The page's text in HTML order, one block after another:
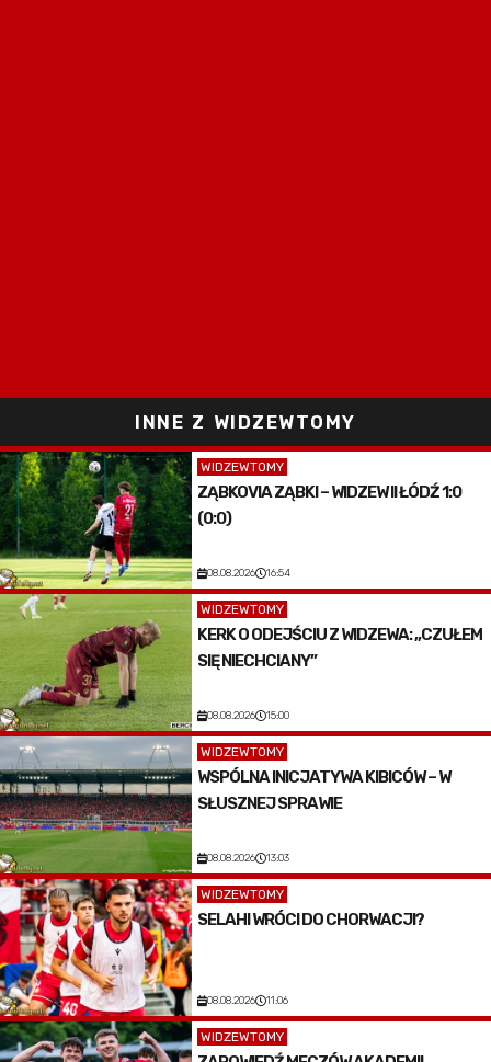
INNE Z WIDZEWTOMY
WIDZEWTOMY
ZĄBKOVIA ZĄBKI – WIDZEW II ŁÓDŹ 1:0
(0:0)
08.08.2026 16:54
WIDZEWTOMY
KERK O ODEJŚCIU Z WIDZEWA: „CZUŁEM
SIĘ NIECHCIANY”
08.08.2026 15:00
WIDZEWTOMY
WSPÓLNA INICJATYWA KIBICÓW – W
SŁUSZNEJ SPRAWIE
08.08.2026 13:03
WIDZEWTOMY
SELAHI WRÓCI DO CHORWACJI?
08.08.2026 11:06
WIDZEWTOMY